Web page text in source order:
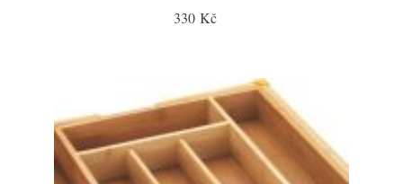
330 Kč